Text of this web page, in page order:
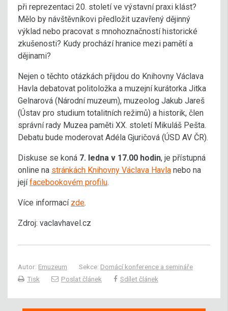
při reprezentaci 20. století ve výstavní praxi klást?
Mělo by návštěvníkovi předložit uzavřený dějinný
výklad nebo pracovat s mnohoznačností historické
zkušenosti? Kudy prochází hranice mezi pamětí a
dějinami?
Nejen o těchto otázkách přijdou do Knihovny Václava
Havla debatovat politoložka a muzejní kurátorka Jitka
Gelnarová (Národní muzeum), muzeolog Jakub Jareš
(Ústav pro studium totalitních režimů) a historik, člen
správní rady Muzea paměti XX. století Mikuláš Pešta.
Debatu bude moderovat Adéla Gjuričová (ÚSD AV ČR).
Diskuse se koná 7. ledna v 17.00 hodin, je přístupná
online na stránkách Knihovny Václava Havla nebo na
jejífacebookovém profilu.
Více informací zde.
Zdroj: vaclavhavel.cz
Autor: Emuzeum Sekce: Domácí konference a semináře
Tisk
Poslat článek Sdílet článek